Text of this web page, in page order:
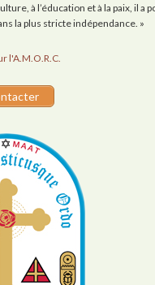
à l’éducation et à la paix, il a
la plus stricte indépendance. »
l'A.M.O.R.C.